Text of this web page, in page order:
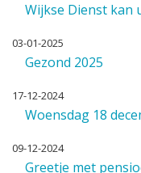
Wijkse Dienst kan
03-01-2025
Gezond 2025
17-12-2024
Woensdag 18
09-12-2024
Greetje met